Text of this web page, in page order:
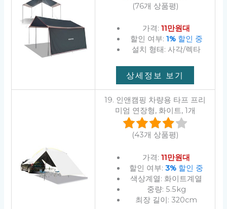
(76개 상품평)
가격:11만원대
할인 여부: 1%할인 중
설치 형태: 사각/렉타
상세정보 보기
19. 인앤캠핑 차량용 타프 프리
미엄 연장형, 화이트, 1개
(43개 상품평)
가격:11만원대
할인 여부:3% 할인 중
색상계열: 화이트계열
중량: 5.5kg
최장 길이: 320cm